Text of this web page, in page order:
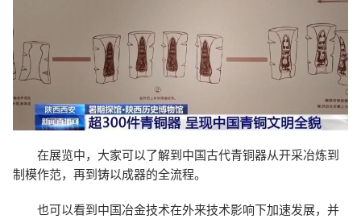
在展览中，大家可以了解到中国古代青铜器从开采冶炼到
制模作范，再到铸以成器的全流程。
也可以看到中国冶金技术在外来技术影响下加速发展，并